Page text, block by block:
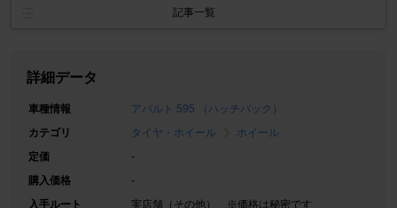
記事一覧
詳細データ
車種情報
アバルト 595 （ハッチバック）
カテゴリ
タイヤ・ホイール
ホイール
定価
-
購入価格
-
入手ルート
実店舗（その他） ※価格は秘密です